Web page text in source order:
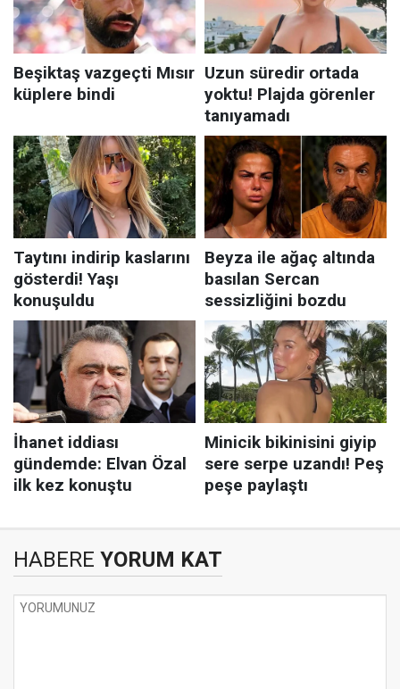
HABERE YORUM KAT